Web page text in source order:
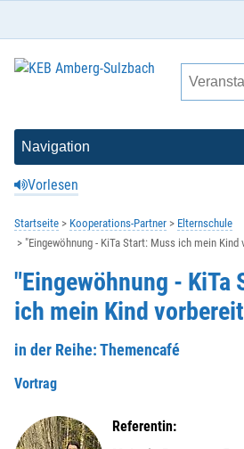
Vorlesen
Startseite Kooperations-Partner
Elternschule
"Eingewöhnung - KiTa Start: Muss ich mein Kind
"Eingewöhnung - KiTa
ich mein Kind
in der Reihe: Themencafé
Vortrag
Referentin: